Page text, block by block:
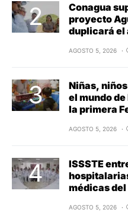
Conagua
proyecto
duplicará el
AGOSTO 5, 2026
Niñas,
el mundo
la primera
AGOSTO 5, 2026
ISSSTE
médicas del
AGOSTO 5, 2026